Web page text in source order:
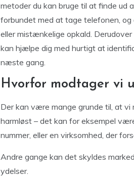
metoder du kan bruge til at finde ud
forbundet med at tage telefonen,
eller mistænkelige opkald.
kan hjælpe dig med hurtigt at
næste gang.
Hvorfor modtager vi
Der kan være mange grunde til, at
harmløst – det kan for eksempel
nummer, eller en virksomhed, der
Andre gange kan det skyldes
ydelser.